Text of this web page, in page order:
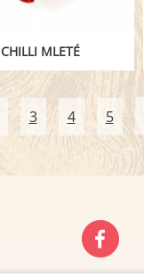
CHILLI MLETÉ
3 4 5